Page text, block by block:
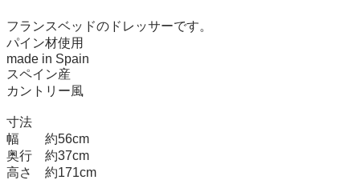
フランスベッドのドレッサーです。
パイン材使用
made in Spain
スペイン産
カントリー風
寸法
幅　　約56cm
奥行　約37cm
高さ　約171cm